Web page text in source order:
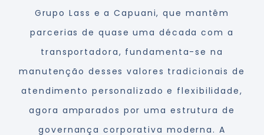
Grupo Lass e a Capuani, que mantêm
parcerias de quase uma década com a
transportadora, fundamenta-se na
manutenção desses valores tradicionais de
atendimento personalizado e flexibilidade,
agora amparados por uma estrutura de
governança corporativa moderna. A